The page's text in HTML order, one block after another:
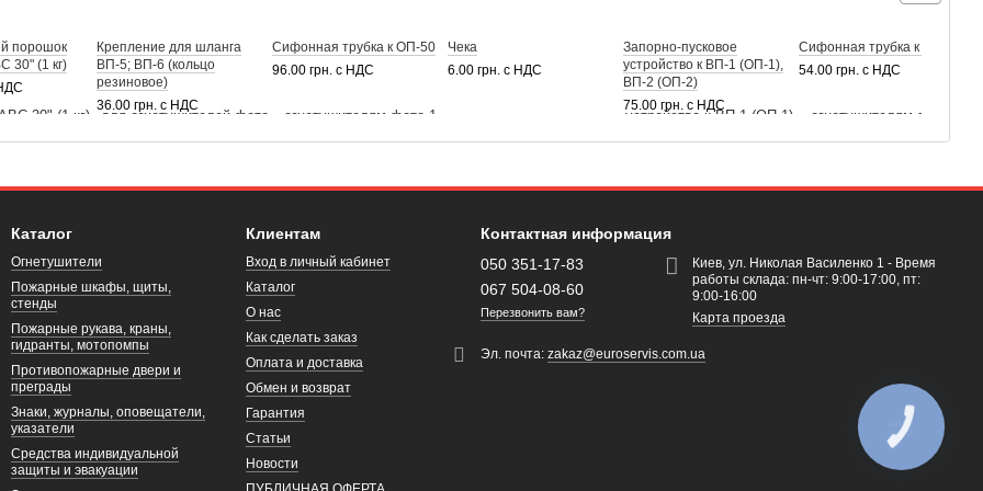
порошок
30" (1 кг)
Крепление для шланга
ВП-5; ВП-6 (кольцо
резиновое)
36.00 грн. с НДС
Сифонная трубка к ОП-50
96.00 грн. с НДС
Чека
6.00 грн. с НДС
Запорно-пусковое
устройство к ВП-1 (ОП-1),
ВП-2 (ОП-2)
75.00 грн. с НДС
Сифонная трубка к ОП-2
54.00 грн. с НДС
Каталог
Огнетушители
Пожарные шкафы, щиты,
стенды
Пожарные рукава, краны,
гидранты, мотопомпы
Противопожарные двери и
преграды
Знаки, журналы, оповещатели,
указатели
Средства индивидуальной
защиты и эвакуации
Клиентам
Вход в личный кабинет
Каталог
О нас
Как сделать заказ
Оплата и доставка
Обмен и возврат
Гарантия
Статьи
Новости
Контактная информация
050 351-17-83
067 504-08-60
Перезвонить вам?
Киев, ул. Николая Василенко 1 - Время
работы склада: пн-чт: 9:00-17:00, пт:
9:00-16:00
Карта проезда
Эл. почта:zakaz@euroservis.com.ua
КНОПКА
ЗВ'ЯЗКУ